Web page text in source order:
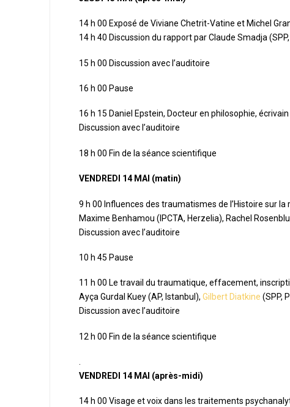
14 h 00 Exposé de Viviane Chetrit-Vatine et Michel
14 h 40 Discussion du rapport par Claude Smadja
15 h 00 Discussion avec l’auditoire
16 h 00 Pause
16 h 15 Daniel Epstein, Docteur en philosophie, écrivain
Discussion avec l’auditoire
18 h 00 Fin de la séance scientifique
VENDREDI 14 MAI (matin)
9 h 00 Influences des traumatismes de l’Histoire sur
Maxime Benhamou (IPCTA, Herzelia), Rachel
Discussion avec l’auditoire
10 h 45 Pause
11 h 00 Le travail du traumatique, effacement,
Ayça Gurdal Kuey (AP, Istanbul), Gilbert Diatkine (SPP,
Discussion avec l’auditoire
12 h 00 Fin de la séance scientifique
VENDREDI 14 MAI (après-midi)
14 h 00 Visage et voix dans les traitements